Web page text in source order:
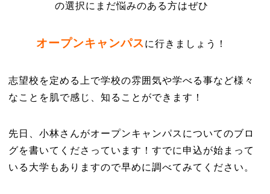
の選択にまだ悩みのある方はぜひ
オープンキャンパス に行きましょう！
志望校を定める上で学校の雰囲気や学べる事など様々
なことを肌で感じ、知ることができます！
先日、小林さんがオープンキャンパスについてのブロ
グを書いてくださっています！すでに申込が始まって
いる大学もありますので早めに調べてみてください。